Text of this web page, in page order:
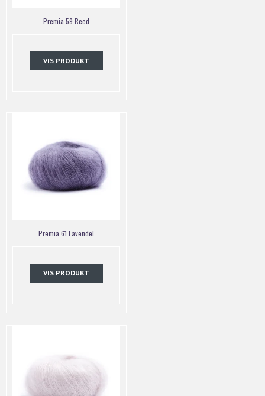
Premia 59 Reed
VIS PRODUKT
Premia 61 Lavendel
VIS PRODUKT